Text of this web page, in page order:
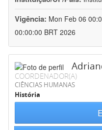
Vigência: Mon Feb 06
00:00:00 BRT 2026
COORDENADOR(A)
CIÊNCIAS HUMANAS
História